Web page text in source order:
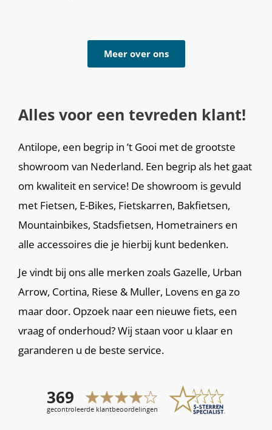
Meer over ons
Alles voor een tevreden klant!
Antilope, een begrip in ’t Gooi met de grootste
showroom van Nederland. Een begrip als het gaat
om kwaliteit en service! De showroom is gevuld
met Fietsen, E-Bikes, Fietskarren, Bakfietsen,
Mountainbikes, Stadsfietsen, Hometrainers en
alle accessoires die je hierbij kunt bedenken.
Je vindt bij ons alle merken zoals Gazelle, Urban
Arrow, Cortina, Riese & Muller, Lovens en ga zo
maar door. Opzoek naar een nieuwe fiets, een
vraag of onderhoud? Wij staan voor u klaar en
garanderen u de beste service.